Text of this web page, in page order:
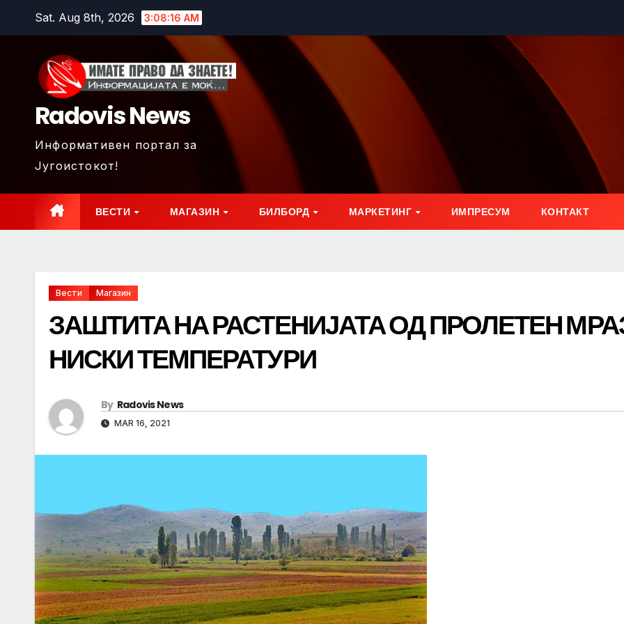
Sat. Aug 8th, 2026 3:08:17 AM
Radovis News
Информативен портал за
Југоистокот!
ВЕСТИ МАГАЗИН БИЛБОРД МАРКЕТИНГ ИМПРЕСУМ КОНТАКТ
Вести Магазин
ЗАШТИТА НА РАСТЕНИЈАТА ОД ПРОЛЕТЕН
НИСКИ ТЕМПЕРАТУРИ
By Radovis News
MAR 16, 2021